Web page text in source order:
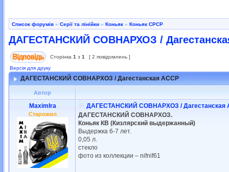
Список форумів » Серії та лінійки » Коньяк » Коньяк СРСР
ДАГЕСТАНСКИЙ СОВНАРХОЗ /
Сторінка 1 з 1
[ 2 повідомлень ]
Версія для друку
ДАГЕСТАНСКИЙ СОВНАРХОЗ / Дагестанская АССР
Автор
MaximIra
Старожил
ДАГЕСТАНСКИЙ СОВНАРХОЗ / Дагестанская
ДАГЕСТАНСКИЙ СОВНАРХОЗ.
Коньяк КВ (Кизлярский выдержанный)
Выдержка 6-7 лет.
0,05 л.
стекло
фото из коллекции – nifnif61